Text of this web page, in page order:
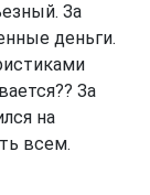
За
деньги.
За
на
всем.